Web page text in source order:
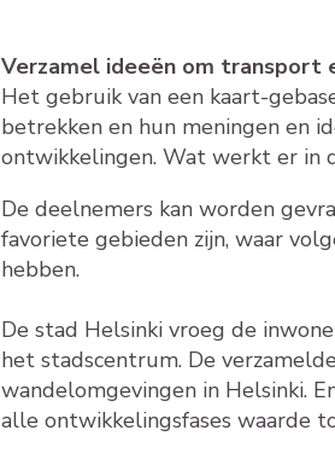
Verzamel ideeën om
Het gebruik van een kaart-
betrekken en hun meningen en
ontwikkelingen. Wat werkt er in
De deelnemers kan worden
favoriete gebieden zijn, waar
hebben.
De stad Helsinki vroeg de
het stadscentrum. De
wandelomgevingen in Helsinki.
alle ontwikkelingsfases waarde